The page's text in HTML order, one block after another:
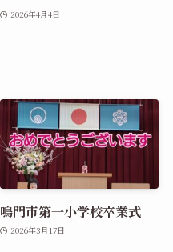
2026年4月4日
鳴門市第一小学校卒業式
2026年3月17日